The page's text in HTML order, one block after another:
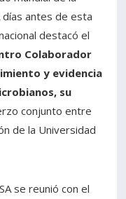
días antes de esta
destacó el
Colaborador
y evidencia
su
conjunto entre
de la Universidad
se reunió con el